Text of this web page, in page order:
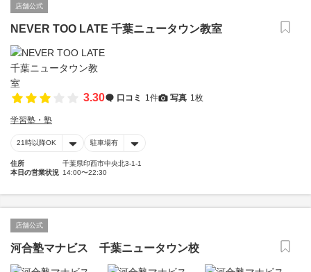
店舗公式
NEVER TOO LATE 千葉ニュータウン教室
3.30 口コミ 1件 写真 1枚
学習塾・塾
21時以降OK 駐車場有
住所
千葉県印西市中央北3-1-1
本日の営業状況 14:00〜22:30
店舗公式
河合塾マナビス 千葉ニュータウン校